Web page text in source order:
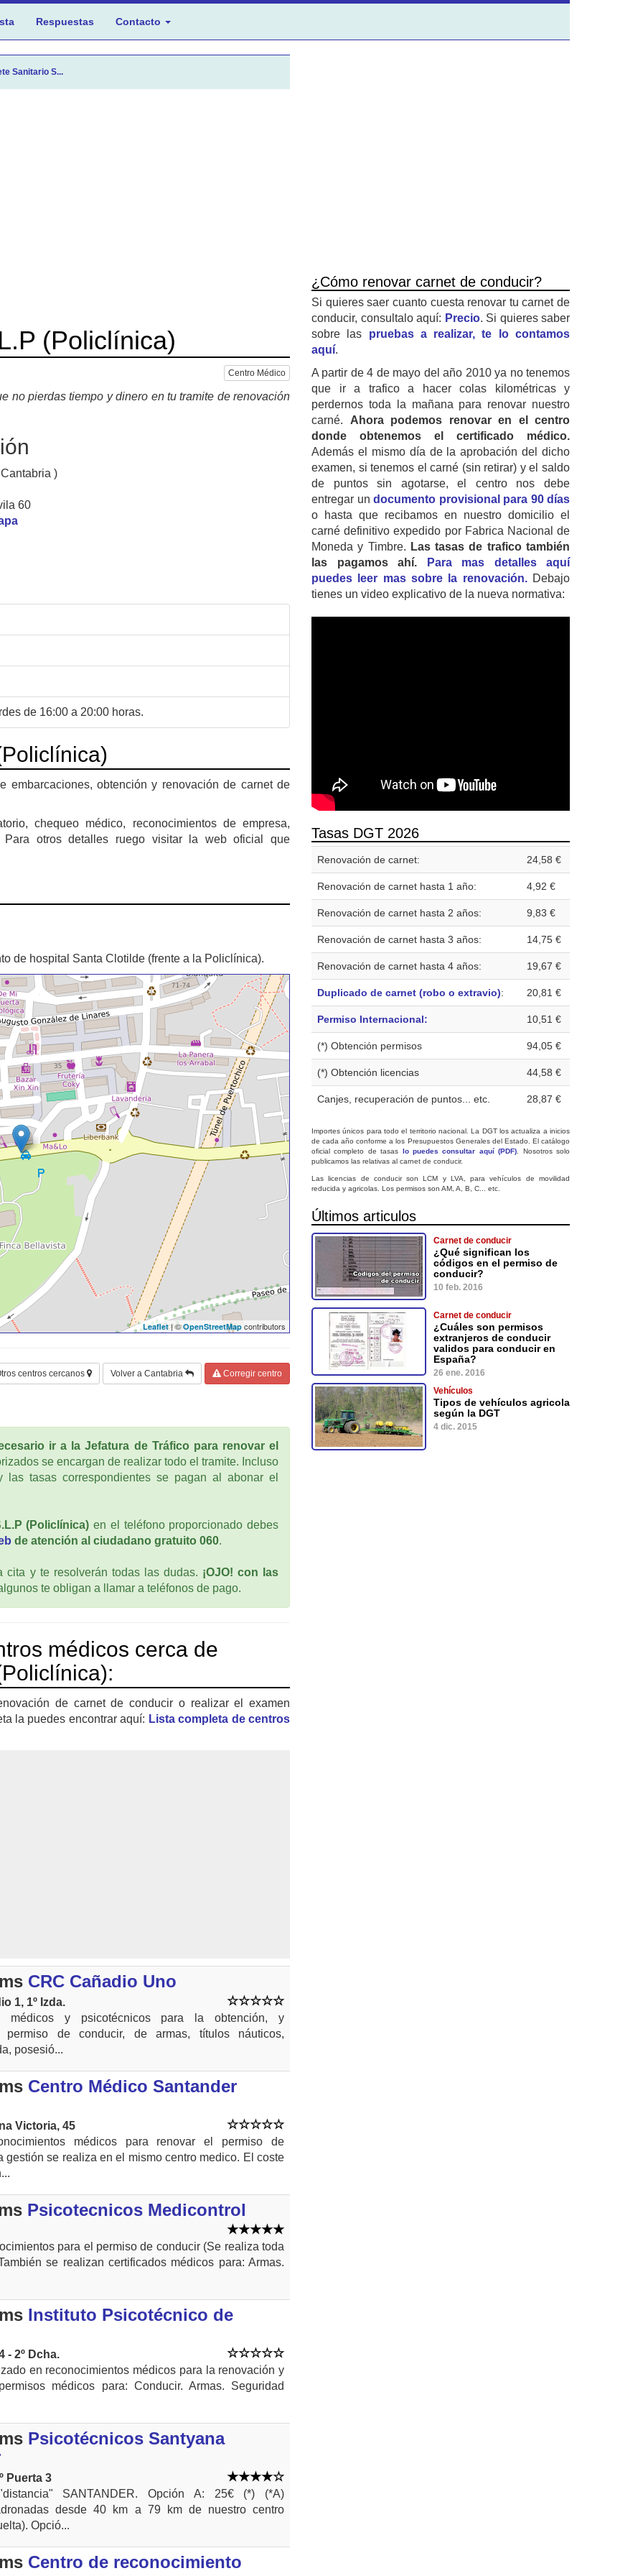
Respuestas Contacto
Sanitario S...
(Policlínica)
Centro Médico
no pierdas tiempo y dinero en tu tramite de renovación
)
60
de 16:00 a 20:00 horas.
embarcaciones, obtención y renovación de carnet de
chequeo médico, reconocimientos de empresa,
Para otros detalles ruego visitar la web oficial que
de hospital Santa Clotilde (frente a la Policlínica).
Leaflet| ©OpenStreetMap contributors
centros cercanos Volver a Cantabria Corregir centro
ir a la Jefatura de Tráfico para renovar el
se encargan de realizar todo el tramite. Incluso
tasas correspondientes se pagan al abonar el
(Policlínica) en el teléfono proporcionado debes
de atención al ciudadano gratuito 060.
cita y te resolverán todas las dudas. ¡OJO! con las
te obligan a llamar a teléfonos de pago.
médicos cerca de
de carnet de conducir o realizar el examen
la puedes encontrar aquí: Lista completa de centros
CRC Cañadio Uno
1, 1º Izda.
médicos y psicotécnicos para la obtención, y
permiso de conducir, de armas, títulos náuticos,
posesió...
Centro Médico Santander
Victoria, 45
médicos para renovar el permiso de
gestión se realiza en el mismo centro medico. El coste
Psicotecnicos Medicontrol
para el permiso de conducir (Se realiza toda
se realizan certificados médicos para: Armas.
Instituto Psicotécnico de
- 2º Dcha.
en reconocimientos médicos para la renovación y
médicos para: Conducir. Armas. Seguridad
Psicotécnicos Santyana
Puerta 3
SANTANDER. Opción A: 25€ (*) (*A)
desde 40 km a 79 km de nuestro centro
Opció...
Centro de reconocimiento
¿Cómo renovar carnet de conducir?
Si quieres saer cuanto cuesta renovar tu carnet de
conducir, consultalo aquí: Precio. Si quieres saber
sobre las pruebas a realizar, te lo contamos
aquí.
A partir de 4 de mayo del año 2010 ya no tenemos
que ir a trafico a hacer colas kilométricas y
perdernos toda la mañana para renovar nuestro
carné. Ahora podemos renovar en el centro
donde obtenemos el certificado médico.
Además el mismo día de la aprobación del dicho
examen, si tenemos el carné (sin retirar) y el saldo
de puntos sin agotarse, el centro nos debe
entregar un documento provisional para 90 días
o hasta que recibamos en nuestro domicilio el
carné definitivo expedido por Fabrica Nacional de
Moneda y Timbre. Las tasas de trafico también
las pagamos ahí.
Para mas detalles aquí
puedes leer mas sobre la renovación.Debajo
tienes un video explicativo de la nueva normativa:
Tasas DGT 2026
Renovación de carnet: 24,58 €
Renovación de carnet hasta 1 año: 4,92 €
Renovación de carnet hasta 2 años: 9,83 €
Renovación de carnet hasta 3 años: 14,75 €
Renovación de carnet hasta 4 años: 19,67 €
Duplicado de carnet (robo o extravio): 20,81 €
Permiso Internacional: 10,51 €
(*) Obtención permisos 94,05 €
(*) Obtención licencias 44,58 €
Canjes, recuperación de puntos... etc. 28,87 €
Importes únicos para todo el territorio nacional. La DGT los actualiza a inicios
de cada año conforme a los Presupuestos Generales del Estado. El catálogo
oficial completo de tasas lo puedes consultar aquí (PDF) . Nosotros solo
publicamos las relativas al carnet de conducir.
Las licencias de conducir son LCM y LVA, para vehículos de movilidad
reducida y agricolas. Los permisos son AM, A, B, C... etc.
Últimos articulos
Carnet de conducir
¿Qué significan los
códigos en el permiso de
conducir?
10 feb. 2016
Carnet de conducir
¿Cuáles son permisos
extranjeros de conducir
validos para conducir en
España?
26 ene. 2016
Vehículos
Tipos de vehículos agricola
según la DGT
4 dic. 2015